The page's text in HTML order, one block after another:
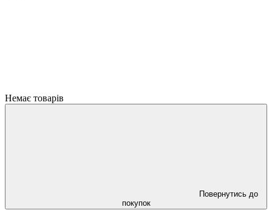
Немає товарів
Повернутись до
покупок